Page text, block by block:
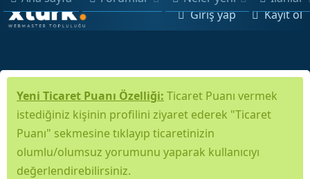
Giriş yap Kayıt ol
Yeni Ticaret Puanı Özelliği: Ticaret Puanı vermek
istediğiniz kişinin profilini ziyaret ederek "Ticaret
Puanı" sekmesine tıklayıp ticaretinizin
olumlu/olumsuz yorumunu yaparak kullanıcıyı
değerlendirebilirsiniz.